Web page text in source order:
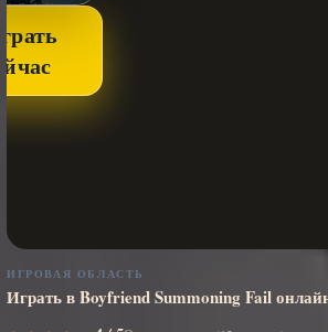
ИГРОВАЯ ОБЛАСТЬ
Играть в Boyfriend Summoning Fail